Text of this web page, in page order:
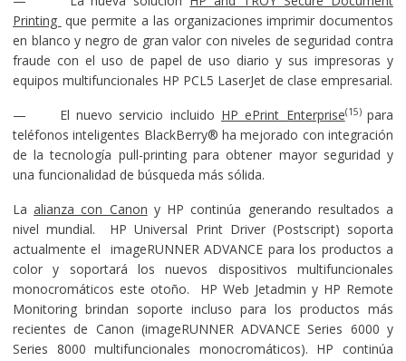
Printing que permite a las organizaciones imprimir documentos
en blanco y negro de gran valor con niveles de seguridad contra
fraude con el uso de papel de uso diario y sus impresoras y
equipos multifuncionales HP PCL5 LaserJet de clase empresarial.
— El nuevo servicio incluido HP ePrint Enterprise(15)para
teléfonos inteligentes BlackBerry® ha mejorado con integración
de la tecnología pull-printing para obtener mayor seguridad y
una funcionalidad de búsqueda más sólida.
Laalianza con Canon y HP continúa generando resultados a
nivel mundial. HP Universal Print Driver (Postscript) soporta
actualmente el imageRUNNER ADVANCE para los productos a
color y soportará los nuevos dispositivos multifuncionales
monocromáticos este otoño. HP Web Jetadmin y HP Remote
Monitoring brindan soporte incluso para los productos más
recientes de Canon (imageRUNNER ADVANCE Series 6000 y
Series 8000 multifuncionales monocromáticos). HP continúa